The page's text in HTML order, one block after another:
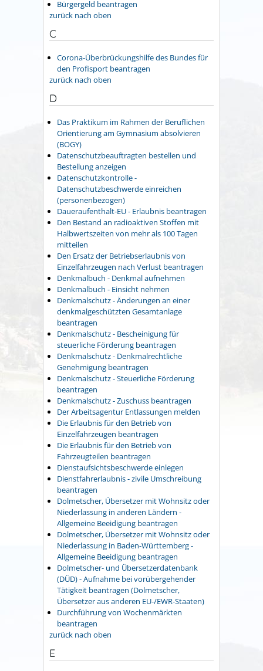
Bürgergeld beantragen
zurück nach oben
C
Corona-Überbrückungshilfe des Bundes für
den Profisport beantragen
zurück nach oben
D
Das Praktikum im Rahmen der Beruflichen
Orientierung am Gymnasium absolvieren
(BOGY)
Datenschutzbeauftragten bestellen und
Bestellung anzeigen
Datenschutzkontrolle -
Datenschutzbeschwerde einreichen
(personenbezogen)
Daueraufenthalt-EU - Erlaubnis beantragen
Den Bestand an radioaktiven Stoffen mit
Halbwertszeiten von mehr als 100 Tagen
mitteilen
Den Ersatz der Betriebserlaubnis von
Einzelfahrzeugen nach Verlust beantragen
Denkmalbuch - Denkmal aufnehmen
Denkmalbuch - Einsicht nehmen
Denkmalschutz - Änderungen an einer
denkmalgeschützten Gesamtanlage
beantragen
Denkmalschutz - Bescheinigung für
steuerliche Förderung beantragen
Denkmalschutz - Denkmalrechtliche
Genehmigung beantragen
Denkmalschutz - Steuerliche Förderung
beantragen
Denkmalschutz - Zuschuss beantragen
Der Arbeitsagentur Entlassungen melden
Die Erlaubnis für den Betrieb von
Einzelfahrzeugen beantragen
Die Erlaubnis für den Betrieb von
Fahrzeugteilen beantragen
Dienstaufsichtsbeschwerde einlegen
Dienstfahrerlaubnis - zivile Umschreibung
beantragen
Dolmetscher, Übersetzer mit Wohnsitz oder
Niederlassung in anderen Ländern -
Allgemeine Beeidigung beantragen
Dolmetscher, Übersetzer mit Wohnsitz oder
Niederlassung in Baden-Württemberg -
Allgemeine Beeidigung beantragen
Dolmetscher- und Übersetzerdatenbank
(DÜD) - Aufnahme bei vorübergehender
Tätigkeit beantragen (Dolmetscher,
Übersetzer aus anderen EU-/EWR-Staaten)
Durchführung von Wochenmärkten
beantragen
zurück nach oben
E